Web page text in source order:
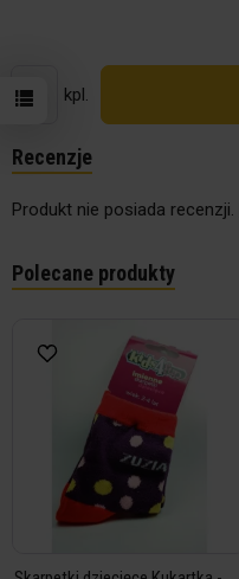
kpl.
Recenzje
Produkt nie posiada recenzji.
Polecane produkty